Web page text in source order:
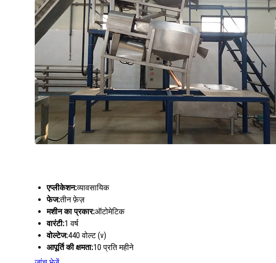
एप्लीकेशन:व्यावसायिक
फेज:तीन फ़ेज़
मशीन का प्रकार:ऑटोमेटिक
वारंटी:1 वर्ष
वोल्टेज:440 वोल्ट (v)
आपूर्ति की क्षमता:10 प्रति महीने